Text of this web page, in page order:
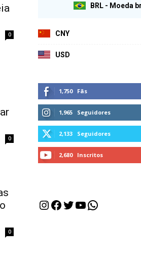
0
0
0
BRL - Moeda
CNY
USD
1,750 Fãs
1,965 Seguidores
2,133 Seguidores
2,680 Inscritos
Instagram
Facebook
Twitter
Youtube
WhatsApp